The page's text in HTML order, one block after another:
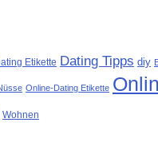
Etikette Dating Tipps diy
Online-Dating Etikette
Wohnen